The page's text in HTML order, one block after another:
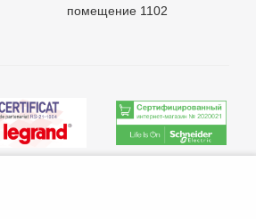
помещение 1102